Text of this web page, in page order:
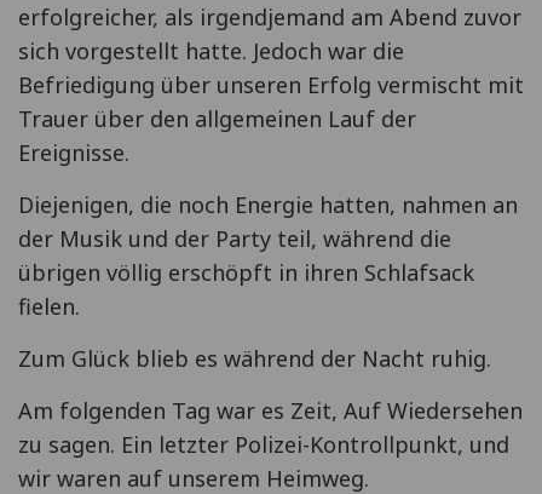
erfolgreicher, als irgendjemand am Abend zuvor
sich vorgestellt hatte. Jedoch war die
Befriedigung über unseren Erfolg vermischt mit
Trauer über den allgemeinen Lauf der
Ereignisse.
Diejenigen, die noch Energie hatten, nahmen an
der Musik und der Party teil, während die
übrigen völlig erschöpft in ihren Schlafsack
fielen.
Zum Glück blieb es während der Nacht ruhig.
Am folgenden Tag war es Zeit, Auf Wiedersehen
zu sagen. Ein letzter Polizei-Kontrollpunkt, und
wir waren auf unserem Heimweg.